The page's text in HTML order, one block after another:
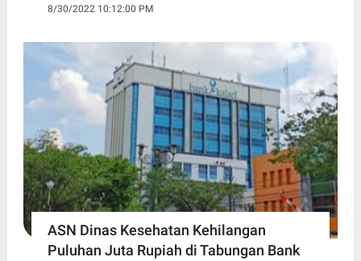
8/30/2022 10:12:00 PM
ASN Dinas Kesehatan Kehilangan
Puluhan Juta Rupiah di Tabungan Bank